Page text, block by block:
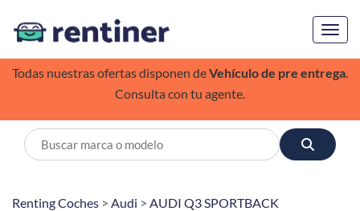
Todas nuestras ofertas disponen deVehículo de pre entrega.
Consulta con tu agente.
Renting Coches > Audi > AUDI Q3 SPORTBACK